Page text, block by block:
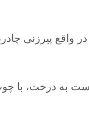
به درخت، با